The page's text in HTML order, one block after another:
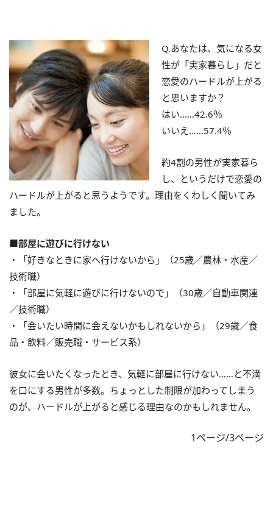
Q.あなたは、気になる女
性が「実家暮らし」だと
恋愛のハードルが上がる
と思いますか？
はい……42.6％
いいえ……57.4％
約4割の男性が実家暮ら
し、というだけで恋愛の
ハードルが上がると思うようです。理由をくわしく聞いてみ
ました。
■部屋に遊びに行けない
・「好きなときに家へ行けないから」（25歳／農林・水産／
技術職）
・「部屋に気軽に遊びに行けないので」（30歳／自動車関連
／技術職）
・「会いたい時間に会えないかもしれないから」（29歳／食
品・飲料／販売職・サービス系）
彼女に会いたくなったとき、気軽に部屋に行けない……と不満
を口にする男性が多数。ちょっとした制限が加わってしまう
のが、ハードルが上がると感じる理由なのかもしれません。
1ページ/3ページ